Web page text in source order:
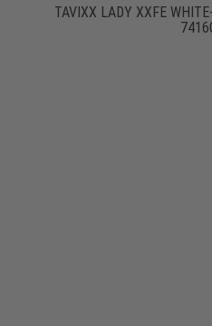
TAVIXX LADY XXFE